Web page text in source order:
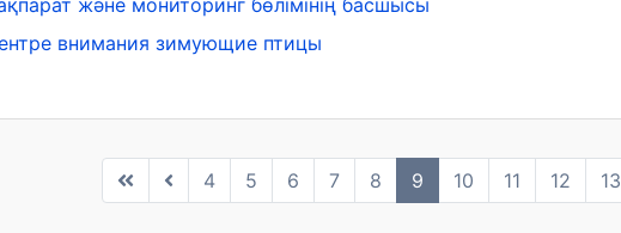
және мониторинг бөлімінің басшысы
внимания зимующие птицы
4 5 6 7 8 9 10 11 12 13